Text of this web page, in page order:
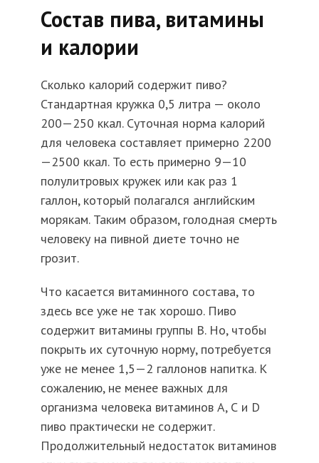
Состав пива, витамины
и калории
Сколько калорий содержит пиво?
Стандартная кружка 0,5 литра — около
200—250 ккал. Суточная норма калорий
для человека составляет примерно 2200
—2500 ккал. То есть примерно 9—10
полулитровых кружек или как раз 1
галлон, который полагался английским
морякам. Таким образом, голодная смерть
человеку на пивной диете точно не
грозит.
Что касается витаминного состава, то
здесь все уже не так хорошо. Пиво
содержит витамины группы В. Но, чтобы
покрыть их суточную норму, потребуется
уже не менее 1,5—2 галлонов напитка. К
сожалению, не менее важных для
организма человека витаминов А, С и D
пиво практически не содержит.
Продолжительный недостаток витаминов